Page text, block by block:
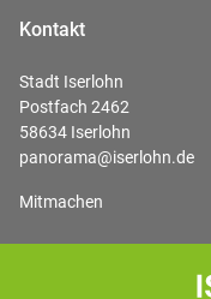
Kontakt
Stadt Iserlohn
Postfach 2462
58634 Iserlohn
panorama@iserlohn.de
Mitmachen